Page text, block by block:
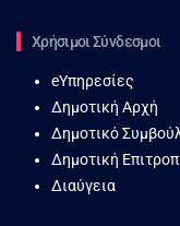
Χρήσιμοι Σύνδεσμοι
eΥπηρεσίες
Δημοτική Αρχή
Δημοτικό
Δημοτική
Διαύγεια